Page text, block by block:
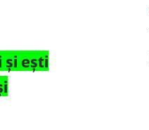
şi eşti